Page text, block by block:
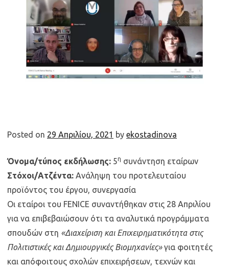
Posted on 29 Απριλίου, 2021 by ekostadinova
Όνομα/τύπος εκδήλωσης: 5η συνάντηση εταίρων
Στόχοι/Ατζέντα: Ανάληψη του προτελευταίου
προϊόντος του έργου, συνεργασία
Οι εταίροι του FENICE συναντήθηκαν στις 28 Απριλίου
για να επιβεβαιώσουν ότι τα αναλυτικά προγράμματα
σπουδών στη «Διαχείριση και Επιχειρηματικότητα στις
Πολιτιστικές και Δημιουργικές Βιομηχανίες»για φοιτητές
και απόφοιτους σχολών επιχειρήσεων, τεχνών και